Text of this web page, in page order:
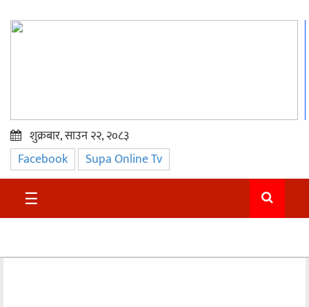
प्रमुख
समाचार
सुदुर
शुक्रबार, साउन २२, २०८३
Facebook Supa Online Tv
☰